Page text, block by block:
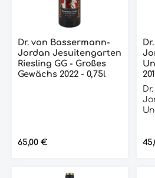
Dr. von Bassermann-
Jordan Jesuitengarten
Riesling GG - Großes
Gewächs 2022 - 0,75l
Regulärer Preis:
65,00 €